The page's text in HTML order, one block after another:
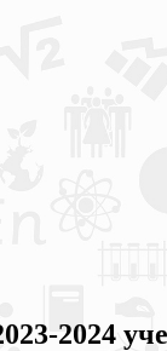
2024